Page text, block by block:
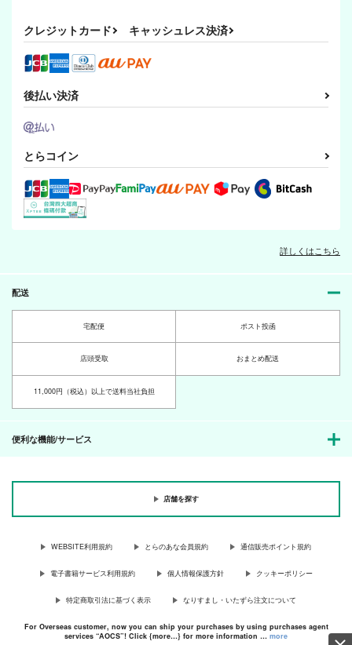
クレジットカード キャッシュレス決済
後払い決済
とらコイン
詳しくはこちら
配送
宅配便 ポスト投函
店頭受取 おまとめ配送
11,000円（税込）以上で送料当社負担
便利な機能/サービス
店舗を探す
WEBSITE利用規約 とらのあな会員規約 通信販売ポイント規約
電子書籍サービス利用規約 個人情報保護方針 クッキーポリシー
特定商取引法に基づく表示 なりすまし・いたずら注文について
For Overseas customer, now you can ship your purchases by using purchases agent
services “AOCS”! Click {more…} for more information … more